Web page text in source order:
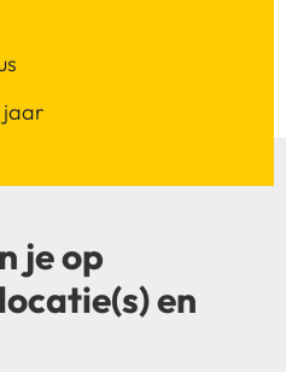
jaar
je op
en